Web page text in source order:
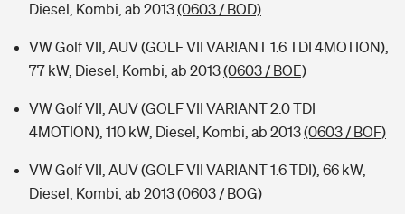
Diesel, Kombi, ab 2013(0603 / BOD)
VW Golf VII, AUV (GOLF VII VARIANT 1.6 TDI 4MOTION),
77 kW, Diesel, Kombi, ab 2013(0603 / BOE)
VW Golf VII, AUV (GOLF VII VARIANT 2.0 TDI
4MOTION), 110 kW, Diesel, Kombi, ab 2013(0603 / BOF)
VW Golf VII, AUV (GOLF VII VARIANT 1.6 TDI), 66 kW,
Diesel, Kombi, ab 2013(0603 / BOG)